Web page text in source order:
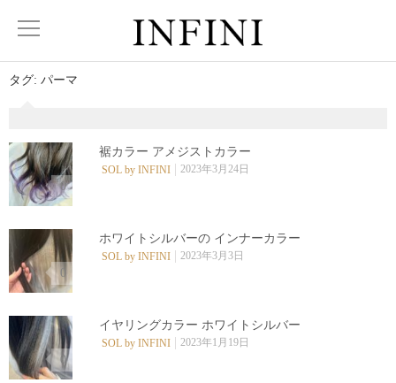
タグ: パーマ
0
裾カラー アメジストカラー
SOL by INFINI 2023年3月24日
0
ホワイトシルバーの インナーカラー
SOL by INFINI 2023年3月3日
0
イヤリングカラー ホワイトシルバー️
SOL by INFINI 2023年1月19日